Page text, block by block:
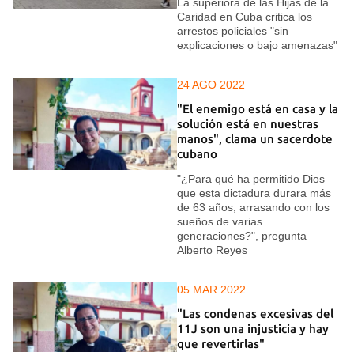
Caridad en Cuba critica los
arrestos policiales "sin
explicaciones o bajo amenazas"
24 AGO 2022
"El enemigo está en casa y la
solución está en nuestras
manos", clama un sacerdote
cubano
"¿Para qué ha permitido Dios
que esta dictadura durara más
de 63 años, arrasando con los
sueños de varias
generaciones?", pregunta
Alberto Reyes
05 MAR 2022
"Las condenas excesivas del
11J son una injusticia y hay
que revertirlas"